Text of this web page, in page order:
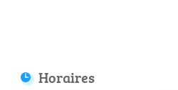
Horaires